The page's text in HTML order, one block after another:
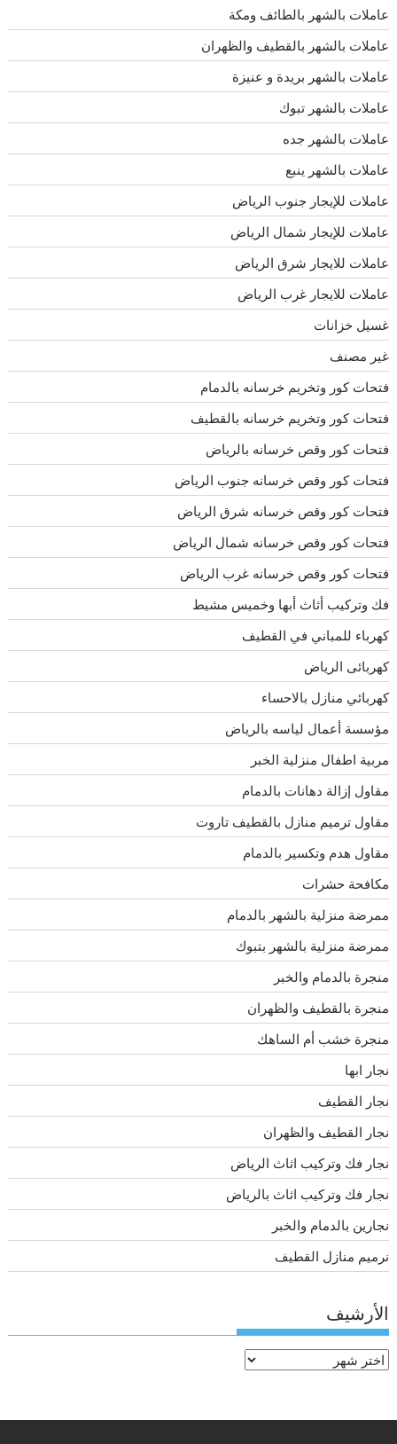
عاملات بالشهر بالطائف ومكة
عاملات بالشهر بالقطيف والظهران
عاملات بالشهر بريدة و عنيزة
عاملات بالشهر تبوك
عاملات بالشهر جده
عاملات بالشهر ينبع
عاملات للإيجار جنوب الرياض
عاملات للإيجار شمال الرياض
عاملات للايجار شرق الرياض
عاملات للايجار غرب الرياض
غسيل خزانات
غير مصنف
فتحات كور وتخريم خرسانه بالدمام
فتحات كور وتخريم خرسانه بالقطيف
فتحات كور وقص خرسانه بالرياض
فتحات كور وقص خرسانه جنوب الرياض
فتحات كور وقص خرسانه شرق الرياض
فتحات كور وقص خرسانه شمال الرياض
فتحات كور وقص خرسانه غرب الرياض
فك وتركيب أثاث أبها وخميس مشيط
كهرباء للمباني في القطيف
كهربائى الرياض
كهربائي منازل بالاحساء
مؤسسة أعمال لياسه بالرياض
مربية اطفال منزلية الخبر
مقاول إزالة دهانات بالدمام
مقاول ترميم منازل بالقطيف تاروت
مقاول هدم وتكسير بالدمام
مكافحة حشرات
ممرضة منزلية بالشهر بالدمام
ممرضة منزلية بالشهر بتبوك
منجرة بالدمام والخبر
منجرة بالقطيف والظهران
منجرة خشب أم الساهك
نجار ابها
نجار القطيف
نجار القطيف والظهران
نجار فك وتركيب اثاث الرياض
نجار فك وتركيب اثاث بالرياض
نجارين بالدمام والخبر
نرميم منازل القطيف
الأرشيف
الأرشيف